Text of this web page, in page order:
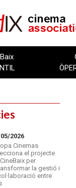
2026
Cinemas
el projecte
per
la gestió i
entre